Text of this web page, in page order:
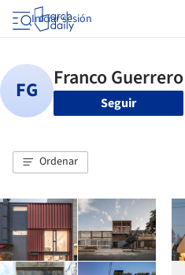
Iniciar sesión
Seguir
Ordenar